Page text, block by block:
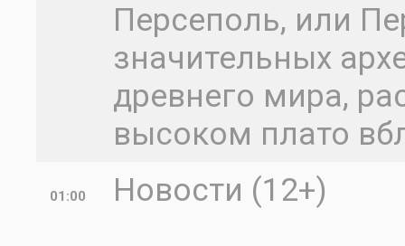
Персеполь, или
значительных
древнего мира,
высоком плато
01:00
Новости (12+)